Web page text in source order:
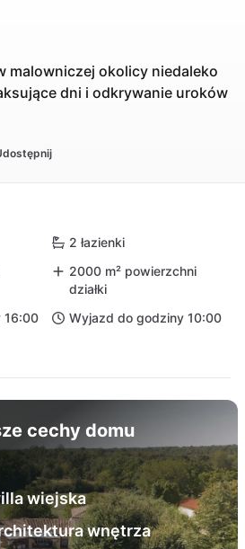
malowniczej okolicy niedaleko
dni i odkrywanie uroków
2 łazienki
2000 m² powierzchni
działki
16:00
Wyjazd do godziny 10:00
cechy domu
wiejska
wnętrza